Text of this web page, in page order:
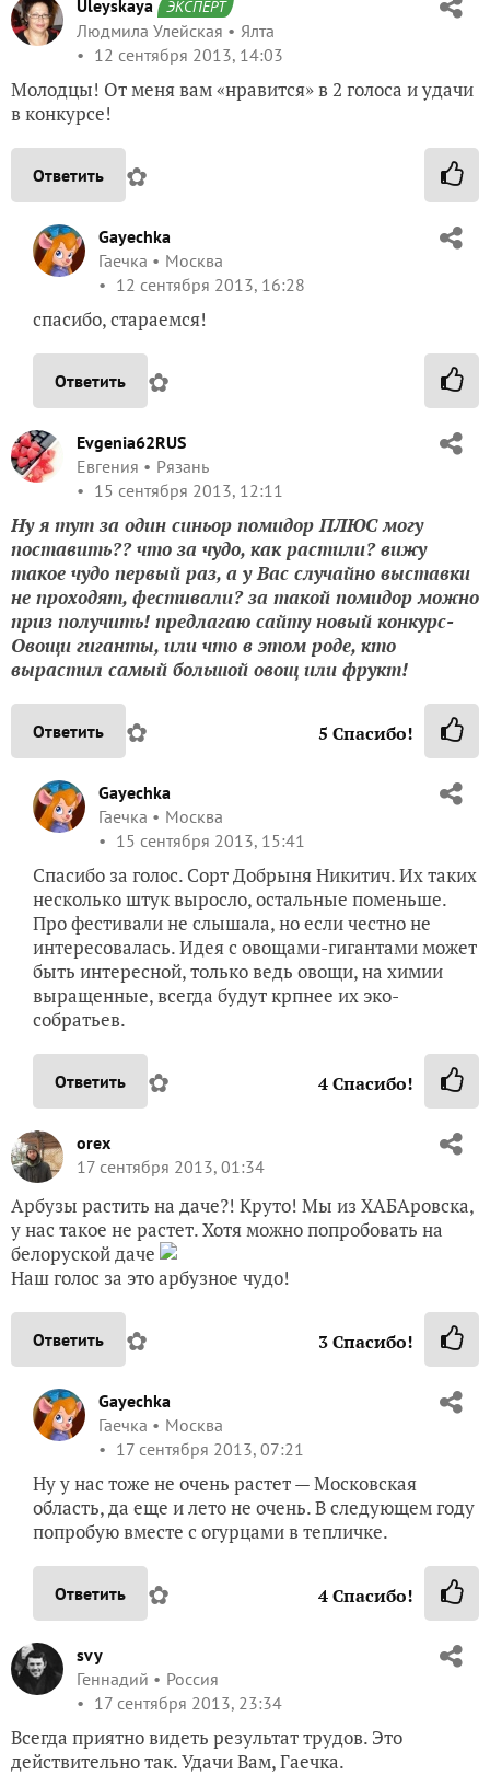
Uleyskaya ЭКСПЕРТ
Людмила Улейская
Ялта
12 сентября 2013, 14:03
Молодцы! От меня вам «нравится» в 2 голоса и удачи
в конкурсе!
Ответить ✿
Gayechka
Гаечка
Москва
12 сентября 2013, 16:28
спасибо, стараемся!
Ответить ✿
Evgenia62RUS
Евгения
Рязань
15 сентября 2013, 12:11
Ну я тут за один синьор помидор ПЛЮС могу
поставить?? что за чудо, как растили? вижу
такое чудо первый раз, а у Вас случайно выставки
не проходят, фестивали? за такой помидор можно
приз получить! предлагаю сайту новый конкурс-
Овощи гиганты, или что в этом роде, кто
вырастил самый большой овощ или фрукт!
Ответить ✿ 5 Спасибо!
Gayechka
Гаечка
Москва
15 сентября 2013, 15:41
Спасибо за голос. Сорт Добрыня Никитич. Их таких
несколько штук выросло, остальные поменьше.
Про фестивали не слышала, но если честно не
интересовалась. Идея с овощами-гигантами может
быть интересной, только ведь овощи, на химии
выращенные, всегда будут крпнее их эко-
собратьев.
Ответить ✿ 4Спасибо!
orex
17 сентября 2013, 01:34
Арбузы растить на даче?! Круто! Мы из ХАБАровска,
у нас такое не растет. Хотя можно попробовать на
белоруской даче
Наш голос за это арбузное чудо!
Ответить ✿ 3Спасибо!
Gayechka
Гаечка
Москва
17 сентября 2013, 07:21
Ну у нас тоже не очень растет — Московская
область, да еще и лето не очень. В следующем году
попробую вместе с огурцами в тепличке.
Ответить ✿ 4Спасибо!
svy
Геннадий
Россия
17 сентября 2013, 23:34
Всегда приятно видеть результат трудов. Это
действительно так. Удачи Вам, Гаечка.